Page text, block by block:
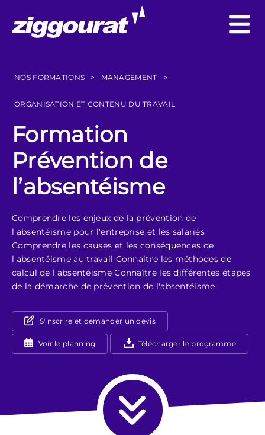
NOS FORMATIONS > MANAGEMENT >
ORGANISATION ET CONTENU DU TRAVAIL
Formation
Prévention de
l’absentéisme
Comprendre les enjeux de la prévention de
l'absentéisme pour l'entreprise et les salariés
Comprendre les causes et les conséquences de
l'absentéisme au travail Connaitre les méthodes de
calcul de l’absentéisme Connaître les différentes étapes
de la démarche de prévention de l'absentéisme
S'inscrire et demander un devis
Voir le planning Télécharger le programme